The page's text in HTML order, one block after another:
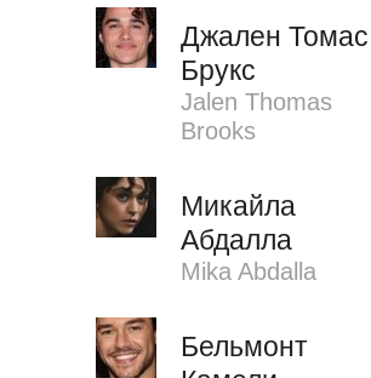
Джален Томас
Брукс
Jalen Thomas
Brooks
Микайла
Абдалла
Mika Abdalla
Бельмонт